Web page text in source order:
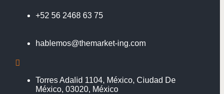
+52 56 2468 63 75
hablemos@themarket-ing.com
Torres Adalid 1104, México, Ciudad De
México, 03020, México